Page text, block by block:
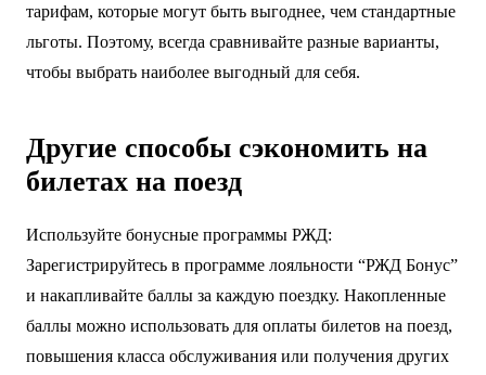
тарифам, которые могут быть выгоднее, чем стандартные
льготы. Поэтому, всегда сравнивайте разные варианты,
чтобы выбрать наиболее выгодный для себя.
Другие способы сэкономить на
билетах на поезд
Используйте бонусные программы РЖД:
Зарегистрируйтесь в программе лояльности “РЖД Бонус”
и накапливайте баллы за каждую поездку. Накопленные
баллы можно использовать для оплаты билетов на поезд,
повышения класса обслуживания или получения других